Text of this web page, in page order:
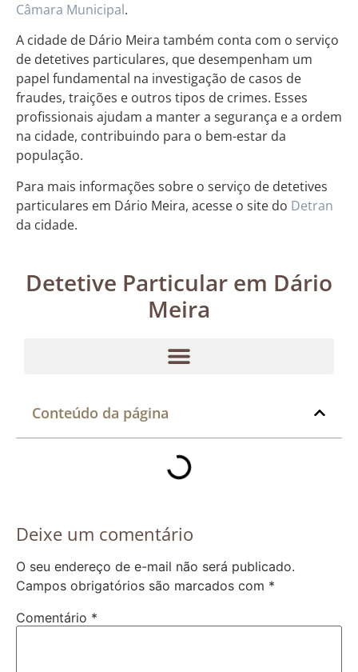
Câmara Municipal.
A cidade de Dário Meira também conta com o serviço
de detetives particulares, que desempenham um
papel fundamental na investigação de casos de
fraudes, traições e outros tipos de crimes. Esses
profissionais ajudam a manter a segurança e a ordem
na cidade, contribuindo para o bem-estar da
população.
Para mais informações sobre o serviço de detetives
particulares em Dário Meira, acesse o site do Detran
da cidade.
Detetive Particular em Dário
Meira
Conteúdo da página
Deixe um comentário
O seu endereço de e-mail não será publicado.
Campos obrigatórios são marcados com *
Comentário *